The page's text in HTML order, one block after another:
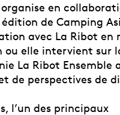
en
de Camping
avec La Ribot en
elle intervient sur
La Ribot Ensemble
de perspectives de
l’un des principaux